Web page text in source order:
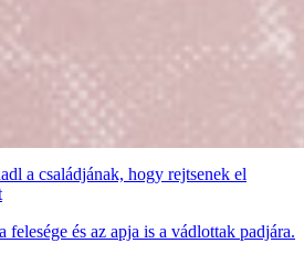
a családjának, hogy rejtsenek el
felesége és az apja is a vádlottak padjára.